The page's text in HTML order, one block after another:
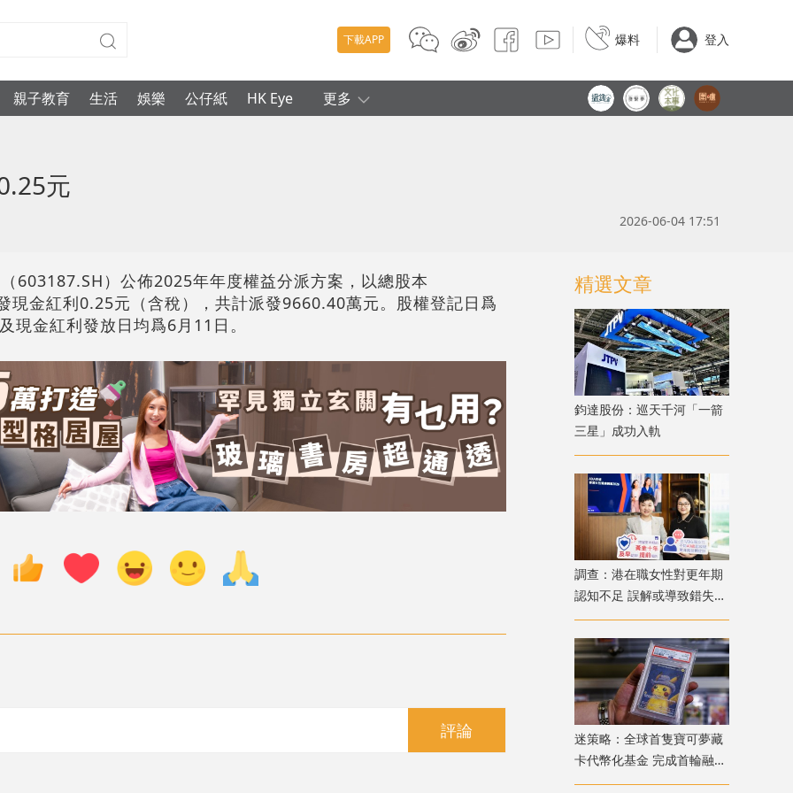
下載APP 爆料 登入
親子教育 生活 娛樂 公仔紙 HK Eye 更多
元
2026-06-04 17:51
603187.SH）公佈2025年年度權益分派方案，以總股本
現金紅利0.25元（含稅），共計派發9660.40萬元。股權登記日爲
現金紅利發放日均爲6月11日。
評論
精選文章
鈞達股份：巡天千河「一箭
三星」成功入軌
調查：港在職女性對更年期
認知不足 誤解或導致錯失
「黃金預防期」
迷策略：全球首隻寶可夢藏
卡代幣化基金 完成首輪融資
兼獲超購